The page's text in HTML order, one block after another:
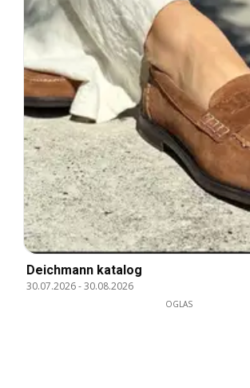
Deichmann katalog
30.07.2026-30.08.2026
OGLAS